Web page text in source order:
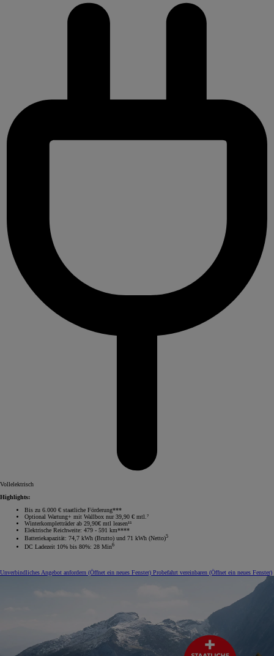
Vollelektrisch
Highlights:
Bis zu 6.000 € staatliche Förderung***
Optional Wartung+ mit Wallbox nur 39,90 € mtl.⁷
Winterkompletträder ab 29,90€ mtl leasen¹⁵
Elektrische Reichweite: 479 - 591 km****
Batteriekapazität: 74,7 kWh (Brutto) und 71 kWh (Netto)5
DC Ladezeit 10% bis 80%: 28 Min6
Unverbindliches Angebot anfordern (Öffnet ein neues Fenster) Probefahrt vereinbaren (Öffnet ein neues Fenster)